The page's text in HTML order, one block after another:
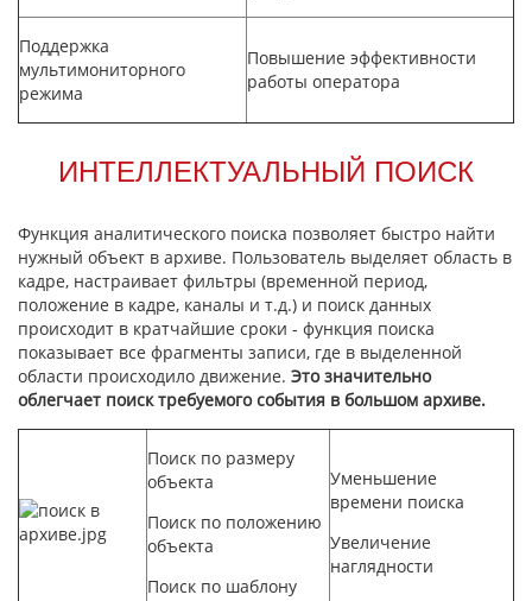
Поддержка
мультимониторного
режима
Повышение эффективности
работы оператора
ИНТЕЛЛЕКТУАЛЬНЫЙ ПОИСК
Функция аналитического поиска позволяет быстро найти
нужный объект в архиве. Пользователь выделяет область в
кадре, настраивает фильтры (временной период,
положение в кадре, каналы и т.д.) и поиск данных
происходит в кратчайшие сроки - функция поиска
показывает все фрагменты записи, где в выделенной
области происходило движение. Это значительно
облегчает поиск требуемого события в большом архиве.
Поиск по размеру
объекта
Поиск по положению
объекта
Поиск по шаблону
Уменьшение
времени поиска
Увеличение
наглядности